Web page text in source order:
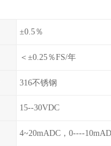
±0.5％
＜±0.25％FS/年
316不锈钢
15--30VDC
4~20mADC，0----